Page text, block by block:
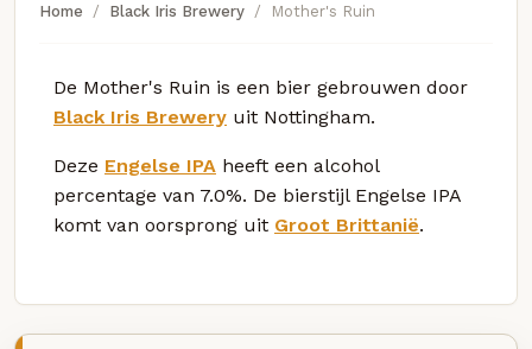
Home Black Iris Brewery Mother's Ruin
De Mother's Ruin is een bier gebrouwen door
Black Iris Brewery uit Nottingham.
Deze Engelse IPA heeft een alcohol
percentage van 7.0%. De bierstijl Engelse IPA
komt van oorsprong uit Groot Brittanië.